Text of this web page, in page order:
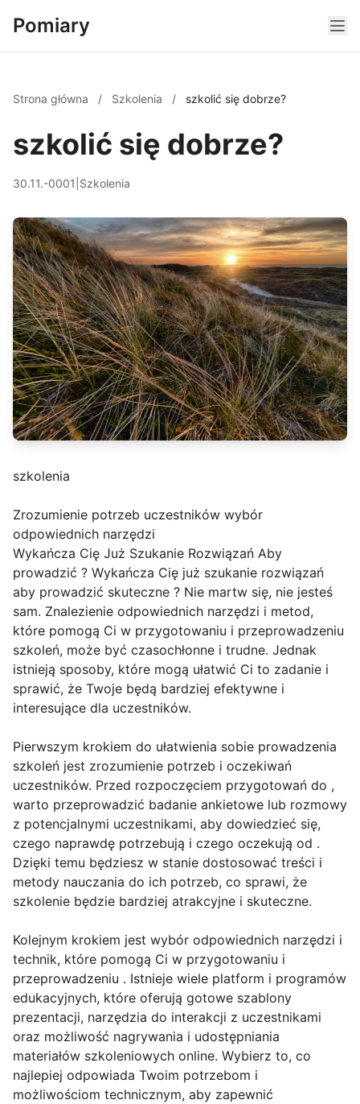
Pomiary
Strona główna / Szkolenia / szkolić się dobrze?
szkolić się dobrze?
30.11.-0001 Szkolenia
szkolenia
Zrozumienie potrzeb uczestników wybór
odpowiednich narzędzi
Wykańcza Cię Już Szukanie Rozwiązań Aby
prowadzić ? Wykańcza Cię już szukanie rozwiązań
aby prowadzić skuteczne ? Nie martw się, nie jesteś
sam. Znalezienie odpowiednich narzędzi i metod,
które pomogą Ci w przygotowaniu i przeprowadzeniu
szkoleń, może być czasochłonne i trudne. Jednak
istnieją sposoby, które mogą ułatwić Ci to zadanie i
sprawić, że Twoje będą bardziej efektywne i
interesujące dla uczestników.
Pierwszym krokiem do ułatwienia sobie prowadzenia
szkoleń jest zrozumienie potrzeb i oczekiwań
uczestników. Przed rozpoczęciem przygotowań do ,
warto przeprowadzić badanie ankietowe lub rozmowy
z potencjalnymi uczestnikami, aby dowiedzieć się,
czego naprawdę potrzebują i czego oczekują od .
Dzięki temu będziesz w stanie dostosować treści i
metody nauczania do ich potrzeb, co sprawi, że
szkolenie będzie bardziej atrakcyjne i skuteczne.
Kolejnym krokiem jest wybór odpowiednich narzędzi i
technik, które pomogą Ci w przygotowaniu i
przeprowadzeniu . Istnieje wiele platform i programów
edukacyjnych, które oferują gotowe szablony
prezentacji, narzędzia do interakcji z uczestnikami
oraz możliwość nagrywania i udostępniania
materiałów szkoleniowych online. Wybierz to, co
najlepiej odpowiada Twoim potrzebom i
możliwościom technicznym, aby zapewnić